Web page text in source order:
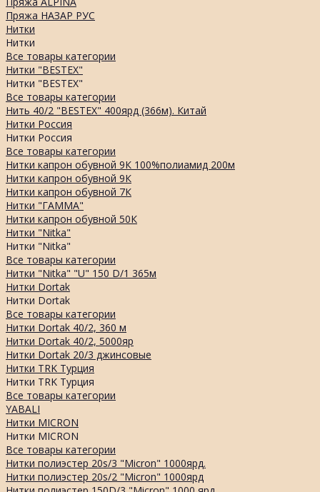
Пряжа НАЗАР РУС
Нитки
Нитки
Все товары категории
Нитки "BESTEX"
Нитки "BESTEX"
Все товары категории
Нить 40/2 "BESTEX" 400ярд (366м). Китай
Нитки Россия
Нитки Россия
Все товары категории
Нитки капрон обувной 9К 100%полиамид 200м
Нитки капрон обувной 9К
Нитки капрон обувной 7К
Нитки "ГАММА"
Нитки капрон обувной 50К
Нитки "Nitka"
Нитки "Nitka"
Все товары категории
Нитки "Nitka" "U" 150 D/1 365м
Нитки Dortak
Нитки Dortak
Все товары категории
Нитки Dortak 40/2, 360 м
Нитки Dortak 40/2, 5000яр
Нитки Dortak 20/3 джинсовые
Нитки TRK Турция
Нитки TRK Турция
Все товары категории
YABALI
Нитки MICRON
Нитки MICRON
Все товары категории
Нитки полиэстер 20s/3 "Micron" 1000ярд.
Нитки полиэстер 20s/2 "Micron" 1000ярд